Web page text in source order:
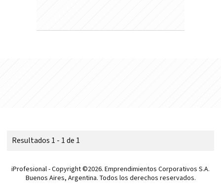
Resultados 1 - 1 de 1
iProfesional - Copyright ©2026. Emprendimientos Corporativos S.A.
Buenos Aires, Argentina. Todos los derechos reservados.